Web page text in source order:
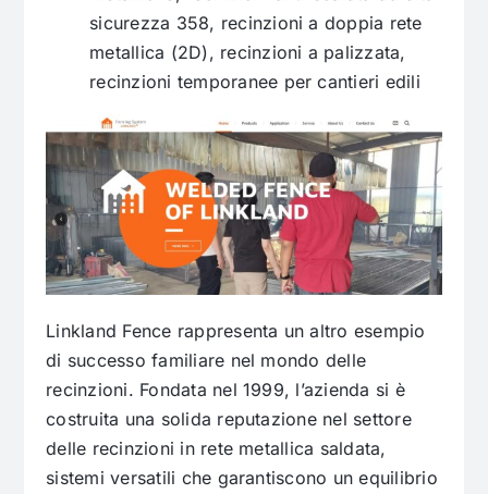
sicurezza 358, recinzioni a doppia rete
metallica (2D), recinzioni a palizzata,
recinzioni temporanee per cantieri edili
Linkland Fence rappresenta un altro esempio
di successo familiare nel mondo delle
recinzioni. Fondata nel 1999, l’azienda si è
costruita una solida reputazione nel settore
delle recinzioni in rete metallica saldata,
sistemi versatili che garantiscono un equilibrio